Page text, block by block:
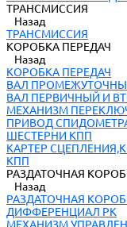
ТРАНСМИССИЯ
Назад
ТРАНСМИССИЯ
КОРОБКА ПЕРЕДАЧ
Назад
КОРОБКА ПЕРЕДАЧ
ВАЛ
ВАЛ ПЕРВИЧНЫЙ И
МЕХАНИЗМ
ПРИВОД
ШЕСТЕРНИ КПП
КАРТЕР
КПП
РАЗДАТОЧНАЯ
Назад
РАЗДАТОЧНАЯ
ДИФФЕРЕНЦИАЛ РК
МЕХАНИЗМ